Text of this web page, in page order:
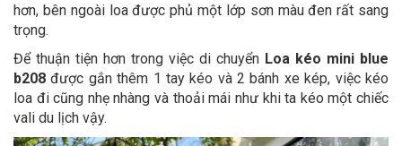
hơn, bên ngoài loa được phủ một lớp sơn màu đen rất sang
trọng.
Để thuận tiện hơn trong việc di chuyển Loa kéo mini blue
b208 được gắn thêm 1 tay kéo và 2 bánh xe kép, việc kéo
loa đi cũng nhẹ nhàng và thoải mái như khi ta kéo một chiếc
vali du lịch vậy.